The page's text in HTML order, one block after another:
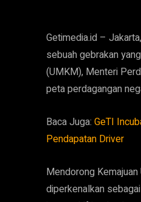
Getimedia.id –
sebuah gebrakan
(UMKM), Menteri
peta perdagangan
Baca Juga: GeTI
Pendapatan Driver
Mendorong
diperkenalkan